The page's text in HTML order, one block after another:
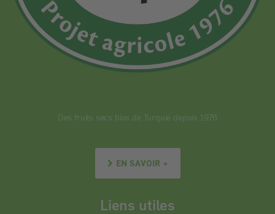
Des fruits secs bios de Turquie depuis 1976
EN SAVOIR +
Liens utiles